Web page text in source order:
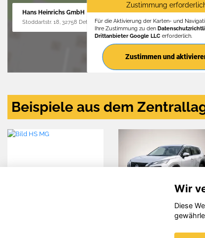
Hans Heinrichs GmbH
Stoddartstr. 18, 32758 Detmold
Zustimmung
Für die Aktivierung der Karten- und
Ihre Zustimmung zu den
Drittanbieter Google LLCerforderlich.
Zustimmen und
Beispiele aus dem
Alfa
Junior
Wir
Diese